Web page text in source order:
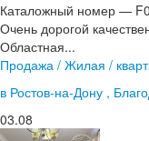
Каталожный номер —
Очень дорогой
Областная...
Продажа / Жилая /
в Ростов-на-Дону ,
03.08